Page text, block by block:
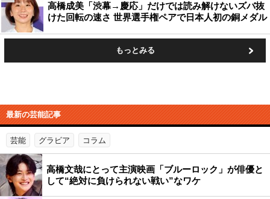
高橋成美「渋幕→慶応」だけでは読み解けないズバ抜
けた回転の速さ 世界選手権ペアで日本人初の銅メダル
もっとみる
最新の芸能記事
芸能 グラビア コラム
高橋文哉にとって主演映画「ブルーロック」が俳優と
して“絶対に負けられない戦い”なワケ